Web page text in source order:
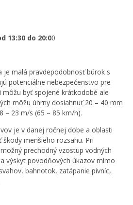
13:30 do 20:00
je malá pravdepodobnosť búrok s
potenciálne nebezpečenstvo pre
môžu byť spojené krátkodobé ale
môžu úhrny dosiahnuť 20 – 40 mm
– 23 m/s (65 – 85 km/h).
je v danej ročnej dobe a oblasti
menšieho rozsahu. Pri
prechodný vzostup vodných
výskyt povodňových úkazov mimo
bahnotok, zatápanie pivníc,